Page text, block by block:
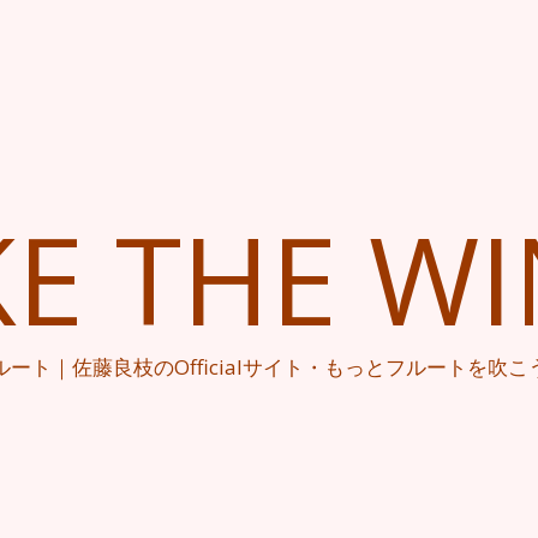
THE
ート｜佐藤良枝のOfficialサイト・もっとフルートを吹こ